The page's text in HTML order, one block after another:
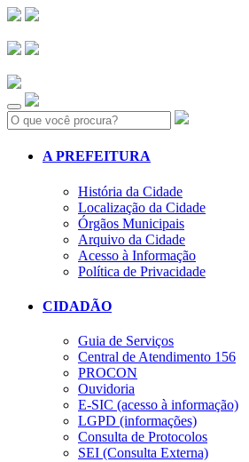
Search:
A PREFEITURA
História da Cidade
Localização da Cidade
Órgãos Municipais
Arquivo da Cidade
Acesso à Informação
Política de Privacidade
CIDADÃO
Guia de Serviços
Central de Atendimento 156
PROCON
Ouvidoria
E-SIC (acesso à informação)
LGPD (informações)
Consulta de Protocolos
SEI (Consulta Externa)